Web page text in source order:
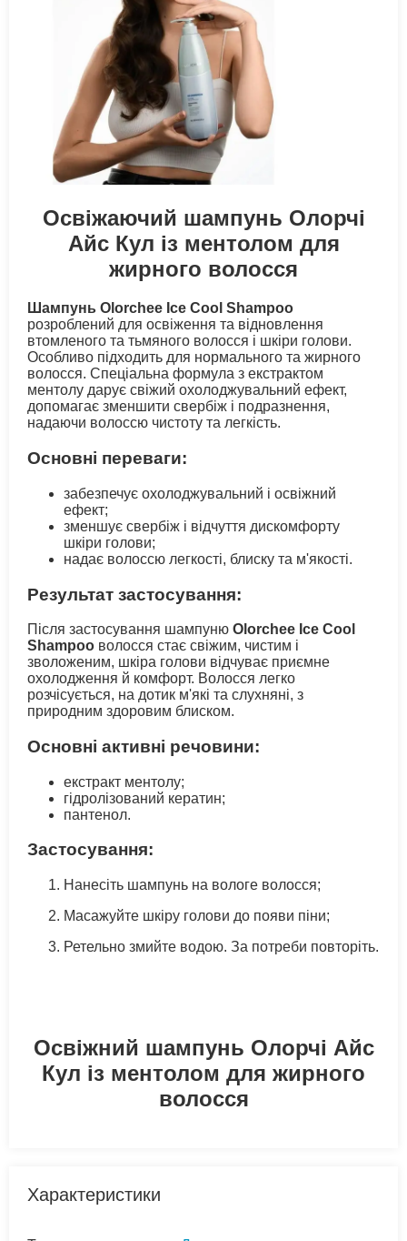
Освіжаючий шампунь Олорчі
Айс Кул із ментолом для
жирного волосся
Шампунь Olorchee Ice Cool Shampoo
розроблений для освіження та відновлення
втомленого та тьмяного волосся і шкіри голови.
Особливо підходить для нормального та жирного
волосся. Спеціальна формула з екстрактом
ментолу дарує свіжий охолоджувальний ефект,
допомагає зменшити свербіж і подразнення,
надаючи волоссю чистоту та легкість.
Основні переваги:
забезпечує охолоджувальний і освіжний
ефект;
зменшує свербіж і відчуття дискомфорту
шкіри голови;
надає волоссю легкості, блиску та м'якості.
Результат застосування:
Після застосування шампуню Olorchee Ice Cool
Shampoo волосся стає свіжим, чистим і
зволоженим, шкіра голови відчуває приємне
охолодження й комфорт. Волосся легко
розчісується, на дотик м'які та слухняні, з
природним здоровим блиском.
Основні активні речовини:
екстракт ментолу;
гідролізований кератин;
пантенол.
Застосування:
Нанесіть шампунь на вологе волосся;
Масажуйте шкіру голови до появи піни;
Ретельно змийте водою. За потреби повторіть.
Освіжний шампунь Олорчі Айс
Кул із ментолом для жирного
волосся
Характеристики